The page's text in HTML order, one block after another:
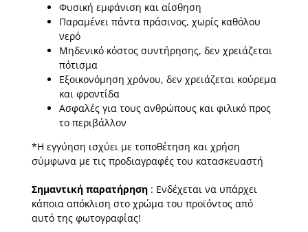
Φυσική εμφάνιση και αίσθηση
Παραμένει πάντα πράσινος, χωρίς καθόλου
νερό
Μηδενικό κόστος συντήρησης, δεν χρειάζεται
πότισμα
Εξοικονόμηση χρόνου, δεν χρειάζεται κούρεμα
και φροντίδα
Ασφαλές για τους ανθρώπους και φιλικό προς
το περιβάλλον
*Η εγγύηση ισχύει με τοποθέτηση και χρήση
σύμφωνα με τις προδιαγραφές του κατασκευαστή
Σημαντική παρατήρηση: Ενδέχεται να υπάρχει
κάποια απόκλιση στο χρώμα του προϊόντος από
αυτό της φωτογραφίας!